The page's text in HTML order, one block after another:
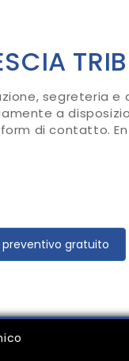
segreteria
a
di contatto.
preventivo gratuito